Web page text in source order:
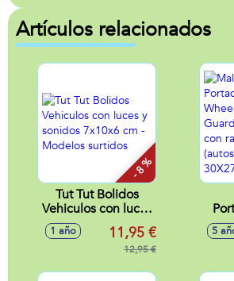
Artículos relacionados
- 8 %
Tut Tut Bolidos
Vehiculos con luces
y sonidos 7x10x6
cm - Modelos
1 año 11,95 €
12,95 €
5